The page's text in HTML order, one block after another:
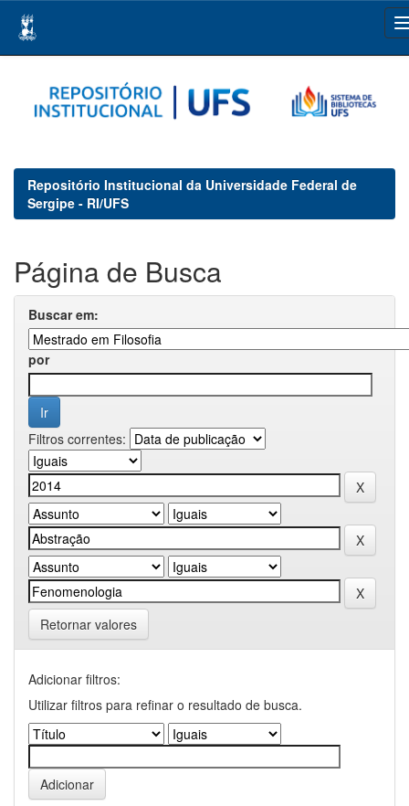
navigation
Repositório Institucional da Universidade Federal de
Sergipe - RI/UFS
Página de Busca
Buscar em:
por
Filtros correntes:
Retornar valores
Adicionar filtros:
Utilizar filtros para refinar o resultado de busca.